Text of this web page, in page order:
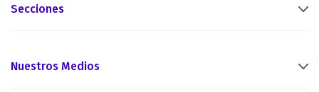
Secciones
Nuestros Medios